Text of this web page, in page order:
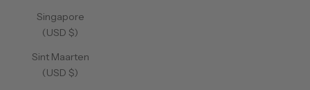
Singapore
(USD $)
Sint Maarten
(USD $)